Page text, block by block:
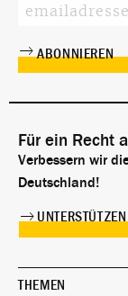
Für ein Recht
Verbessern wir
Deutschland!
UNTERSTÜTZEN
THEMEN